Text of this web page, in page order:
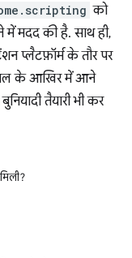
को
मदद की है. साथ ही,
प्लैटफ़ॉर्म के तौर पर
के आखिर में आने
तैयारी भी कर